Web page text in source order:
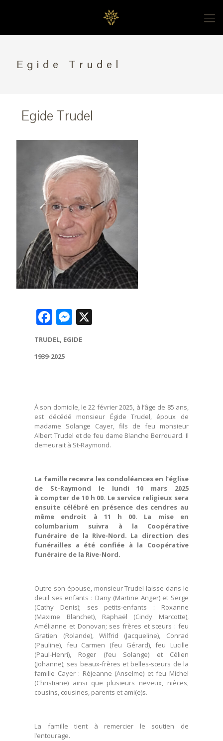
Egide Trudel
Egide Trudel
Facebook
Messenger
TRUDEL, EGIDE
1939-2025
À son domicile, le 22 février 2025, à l’âge de 85 ans,
est décédé monsieur Égide Trudel, époux de
madame Solange Cayer, fils de feu monsieur
Albert Trudel et de feu dame Blanche Berrouard. Il
demeurait à St-Raymond.
La famille recevra les condoléances en l’église
de St-Raymond le lundi 10 mars 2025
à compter de 10 h 00. Le service religieux sera
ensuite célébré en présence des cendres au
même endroit à 11 h 00. La mise en
columbarium suivra à la Coopérative
funéraire de la Rive-Nord. La direction des
funérailles a été confiée à la Coopérative
funéraire de la Rive-Nord.
Outre son épouse, monsieur Trudel laisse dans le
deuil ses enfants : Dany (Martine Anger) et Serge
(Cathy Denis); ses petits-enfants : Roxanne
(Maxime Blanchet), Raphaël (Cindy Marcotte),
Amélianne et Donovan; ses frères et sœurs : feu
Gratien (Rolande), Wilfrid (Jacqueline), Conrad
(Pauline), feu Carmen (feu Gérard), feu Lucille
(Paul-Henri), Roger (feu Solange) et Célien
(Johanne); ses beaux-frères et belles-sœurs de la
famille Cayer : Réjeanne (Anselme) et feu Michel
(Christiane) ainsi que plusieurs neveux, nièces,
cousins, cousines, parents et ami(e)s.
La famille tient à remercier le soutien de
l’entourage.